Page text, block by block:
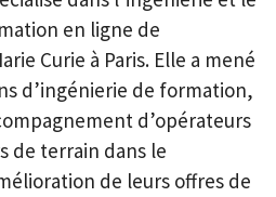
en ligne de
Curie à Paris. Elle a mené
d’ingénierie de formation,
d’opérateurs
de terrain dans le
de leurs offres de